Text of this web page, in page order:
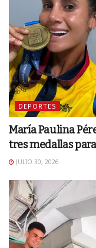
DEPORTES
María Paulina
tres medallas
JULIO 30, 2026